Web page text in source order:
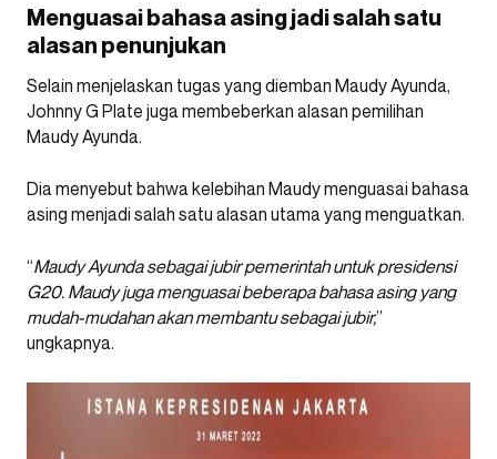
Menguasai bahasa asing jadi salah satu
alasan penunjukan
Selain menjelaskan tugas yang diemban Maudy Ayunda,
Johnny G Plate juga membeberkan alasan pemilihan
Maudy Ayunda.
Dia menyebut bahwa kelebihan Maudy menguasai bahasa
asing menjadi salah satu alasan utama yang menguatkan.
“Maudy Ayunda sebagai jubir pemerintah untuk presidensi
G20. Maudy juga menguasai beberapa bahasa asing yang
mudah-mudahan akan membantu sebagai jubir,”
ungkapnya.